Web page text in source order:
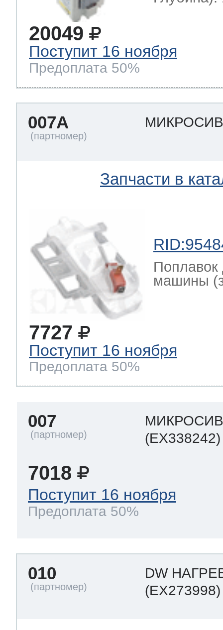
20049
Поступит 16 ноября
Предоплата 50%
007A
Запчасти в
Поплавок
машины
7727
Поступит 16 ноября
Предоплата 50%
007
(EX338242)
7018
Поступит 16 ноября
Предоплата 50%
010
DW
(EX273998)